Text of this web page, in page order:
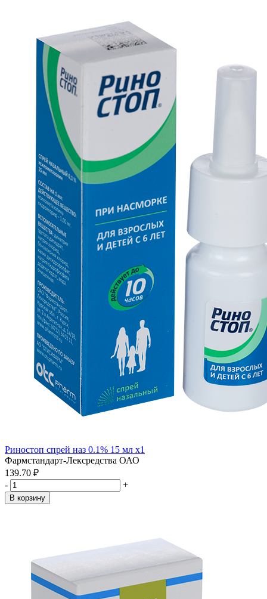
Риностоп спрей наз 0.1% 15 мл x1
Фармстандарт-Лексредства ОАО
139.70 ₽
-
+
В корзину